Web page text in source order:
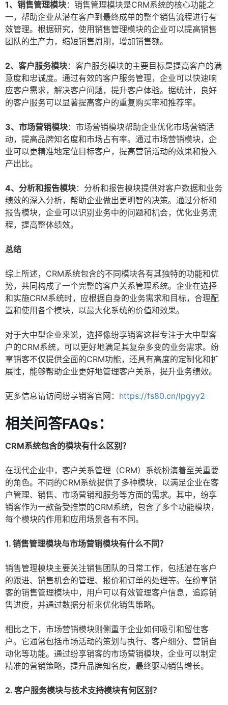
1、销售管理模块：销售管理模块是CRM系统的核心功能之
一，帮助企业从潜在客户到最终成单的整个销售流程进行有
效管理。根据研究，使用销售管理模块的企业可以提高销售
团队的生产力，缩短销售周期，增加销售额。
2、客户服务模块：客户服务模块的主要目标是提高客户的满
意度和忠诚度。通过有效的客户服务管理，企业可以快速响
应客户需求，解决客户问题，提升客户体验。据统计，良好
的客户服务可以显著提高客户的重复购买率和推荐率。
3、市场营销模块：市场营销模块帮助企业优化市场营销活
动，提高品牌知名度和市场占有率。通过市场营销模块，企
业可以更精准地定位目标客户，提高营销活动的效果和投入
产出比。
4、分析和报告模块：分析和报告模块提供对客户数据和业务
绩效的深入分析，帮助企业做出更明智的决策。通过分析和
报告模块，企业可以识别业务中的问题和机会，优化业务流
程，提高整体绩效。
总结
综上所述，CRM系统包含的不同模块各有其独特的功能和优
势，共同构成了一个完整的客户关系管理系统。企业在选择
和实施CRM系统时，应根据自身的业务需求和目标，合理配
置和使用各个模块，以最大化系统的价值和效果。
对于大中型企业来说，选择像纷享销客这样专注于大中型客
户的CRM系统，可以更好地满足其复杂多变的业务需求。纷
享销客不仅提供全面的CRM功能，还具有高度的定制化和扩
展性，能够帮助企业更好地管理客户关系，提升业务绩效。
更多信息请访问纷享销客官网： https://fs80.cn/lpgyy2
相关问答FAQs：
CRM系统包含的模块有什么区别？
在现代企业中，客户关系管理（CRM）系统扮演着至关重要
的角色。不同的CRM系统提供了多种模块，以满足企业在客
户管理、销售、市场营销和服务等方面的需求。其中，纷享
销客作为一款备受推崇的CRM系统，包含了多个功能模块，
每个模块的作用和应用场景各有不同。
1. 销售管理模块与市场营销模块有什么不同？
销售管理模块主要关注销售团队的日常工作，包括潜在客户
的跟进、销售机会的管理、报价和订单的处理等。在纷享销
客的销售管理模块中，用户可以有效管理客户信息，追踪销
售进度，并通过数据分析来优化销售策略。
相比之下，市场营销模块则侧重于企业如何吸引和留住客
户。它通常包括市场活动的策划与执行、客户细分、营销自
动化等功能。通过纷享销客的市场营销模块，企业可以制定
精准的营销策略，提升品牌知名度，最终驱动销售增长。
2. 客户服务模块与技术支持模块有何区别？